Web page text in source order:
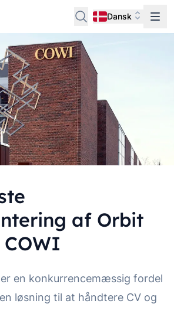
Dansk
af Orbit
en konkurrencemæssig fordel
løsning til at håndtere CV og